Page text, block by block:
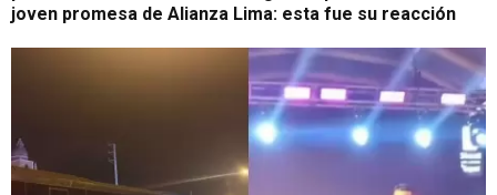
joven promesa de Alianza Lima: esta fue su reacción